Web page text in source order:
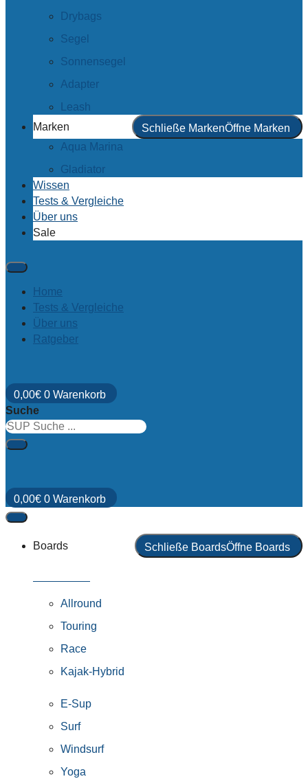
Drybags
Segel
Sonnensegel
Adapter
Leash
Marken
Schließe MarkenÖffne Marken
Aqua Marina
Gladiator
Wissen
Tests & Vergleiche
Über uns
Sale
Home
Tests & Vergleiche
Über uns
Ratgeber
0,00€ 0 Warenkorb
Suche
0,00€ 0 Warenkorb
Boards Schließe BoardsÖffne Boards
Allround
Touring
Race
Kajak-Hybrid
E-Sup
Surf
Windsurf
Yoga